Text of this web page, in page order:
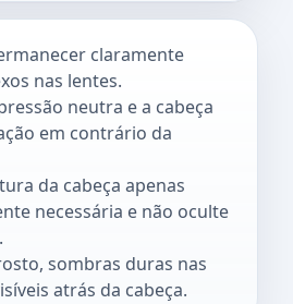
claramente
nas lentes.
neutra e a cabeça
em contrário da
da cabeça apenas
necessária e não oculte
sombras duras nas
atrás da cabeça.